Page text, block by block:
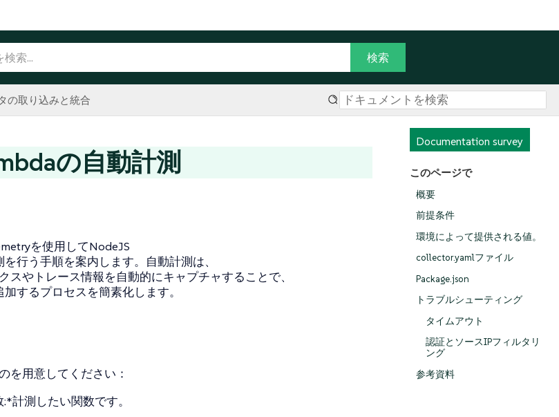
の取り込みと統合
Documentation survey
このページで
概要
前提条件
環境によって提供される値。
collector.yamlファイル
Package.json
トラブルシューティング
タイムアウト
認証とソースIPフィルタリ
ング
参考資料
の自動計測
を使用してNodeJS
行う手順を案内します。自動計測は、
スやトレース情報を自動的にキャプチャすることで、
するプロセスを簡素化します。
を用意してください：
計測したい関数です。